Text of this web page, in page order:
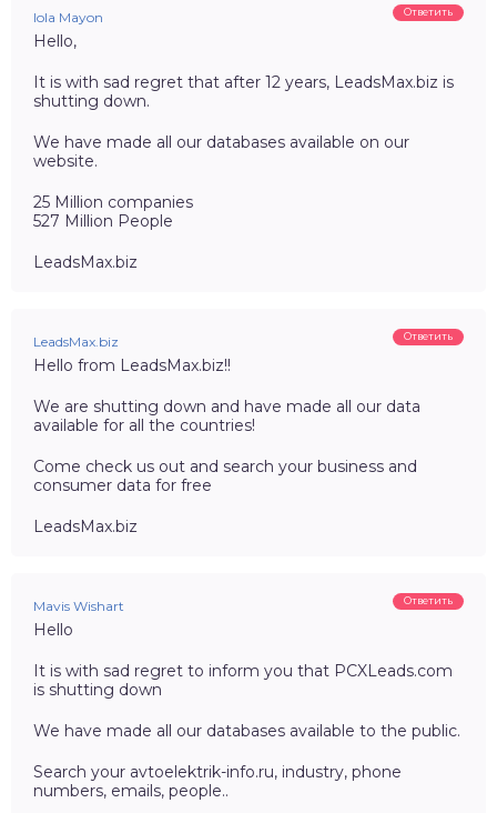
Iola Mayon Ответить
Hello,
It is with sad regret that after 12 years, LeadsMax.biz is
shutting down.
We have made all our databases available on our
website.
25 Million companies
527 Million People
LeadsMax.biz
LeadsMax.biz Ответить
Hello from LeadsMax.biz!!
We are shutting down and have made all our data
available for all the countries!
Come check us out and search your business and
consumer data for free
LeadsMax.biz
Mavis Wishart Ответить
Hello
It is with sad regret to inform you that PCXLeads.com
is shutting down
We have made all our databases available to the public.
Search your avtoelektrik-info.ru, industry, phone
numbers, emails, people..